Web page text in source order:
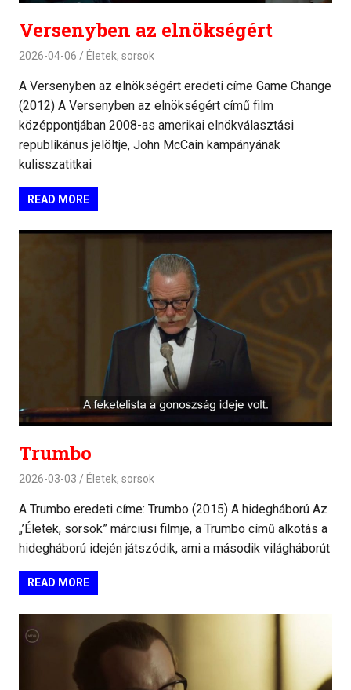
Versenyben az elnökségért
2026-04-06 Életek, sorsok
A Versenyben az elnökségért eredeti címe Game Change
(2012) A Versenyben az elnökségért című film
középpontjában 2008-as amerikai elnökválasztási
republikánus jelöltje, John McCain kampányának
kulisszatitkai
READ MORE
Trumbo
2026-03-03 Életek, sorsok
A Trumbo eredeti címe: Trumbo (2015) A hidegháború Az
„’Életek, sorsok” márciusi filmje, a Trumbo című alkotás a
hidegháború idején játszódik, ami a második világháborút
READ MORE